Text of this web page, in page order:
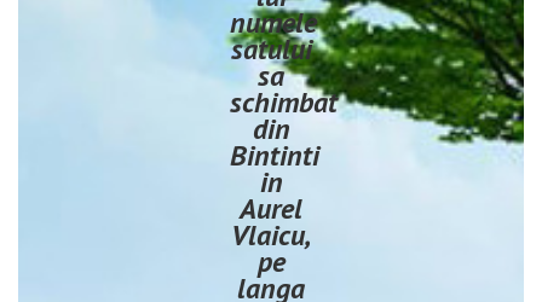
numele
satului
sa
schimbat
din
Bintinti
in
Aurel
Vlaicu,
pe
langa